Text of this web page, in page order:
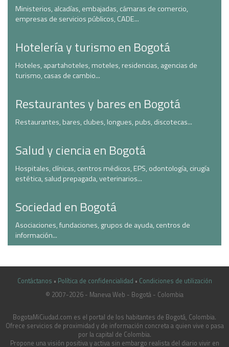
Ministerios, alcadías, embajadas, cámaras de comercio,
empresas de servicios públicos, CADE...
Hotelería y turismo en Bogotá
Hoteles, apartahoteles, moteles, residencias, agencias de
turismo, casas de cambio...
Restaurantes y bares en Bogotá
Restaurantes, bares, clubes, longues, pubs, discotecas...
Salud y ciencia en Bogotá
Hospitales, clínicas, centros médicos, EPS, odontología, cirugía
estética, salud prepagada, veterinarios...
Sociedad en Bogotá
Asociaciones, fundaciones, grupos de ayuda, centros de
información...
Contáctanos • Política de confidencialidad • Condiciones de utilización
© 2007-2026 - Maneva Web - Bogotá - Colombia
casinoluck.ca
BogotaMiCiudad.com es el portal de los habitantes de Bogotá, Colombia.
Ofrece servicios de proximidad y de información concreta a quien vive o pasa
por la capital de Colombia.
Propone una visión positiva y activa sin embargo realista del diario vivir en